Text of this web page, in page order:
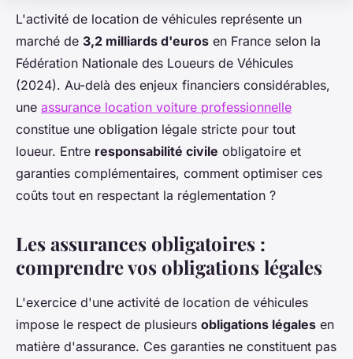
L'activité de location de véhicules représente un
marché de 3,2 milliards d'euros en France selon la
Fédération Nationale des Loueurs de Véhicules
(2024). Au-delà des enjeux financiers considérables,
une assurance location voiture professionnelle
constitue une obligation légale stricte pour tout
loueur. Entre responsabilité civile obligatoire et
garanties complémentaires, comment optimiser ces
coûts tout en respectant la réglementation ?
Les assurances obligatoires :
comprendre vos obligations légales
L'exercice d'une activité de location de véhicules
impose le respect de plusieurs obligations légales en
matière d'assurance. Ces garanties ne constituent pas